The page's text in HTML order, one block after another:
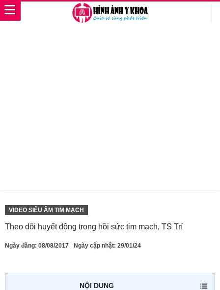
VIDEO SIÊU ÂM TIM MẠCH
Theo dõi huyết động trong hồi sức tim mạch, TS Trí
Ngày đăng: 08/08/2017 Ngày cập nhật: 29/01/24
NỘI DUNG